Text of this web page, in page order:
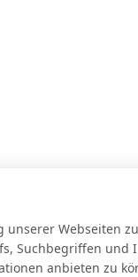
unserer Webseiten
Suchbegriffen und
anbieten zu